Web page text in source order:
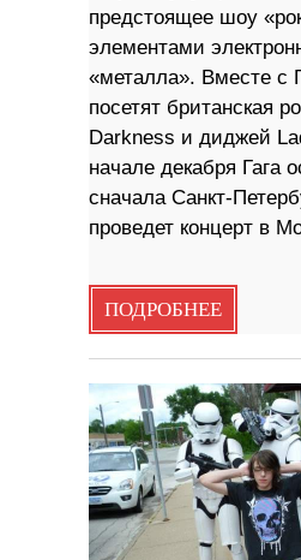
предстоящее шоу
элементами
«металла». Вместе с
посетят британская
Darkness и диджей
начале декабря Гага
сначала Санкт-
проведет концерт в
ПОДРОБНЕЕ